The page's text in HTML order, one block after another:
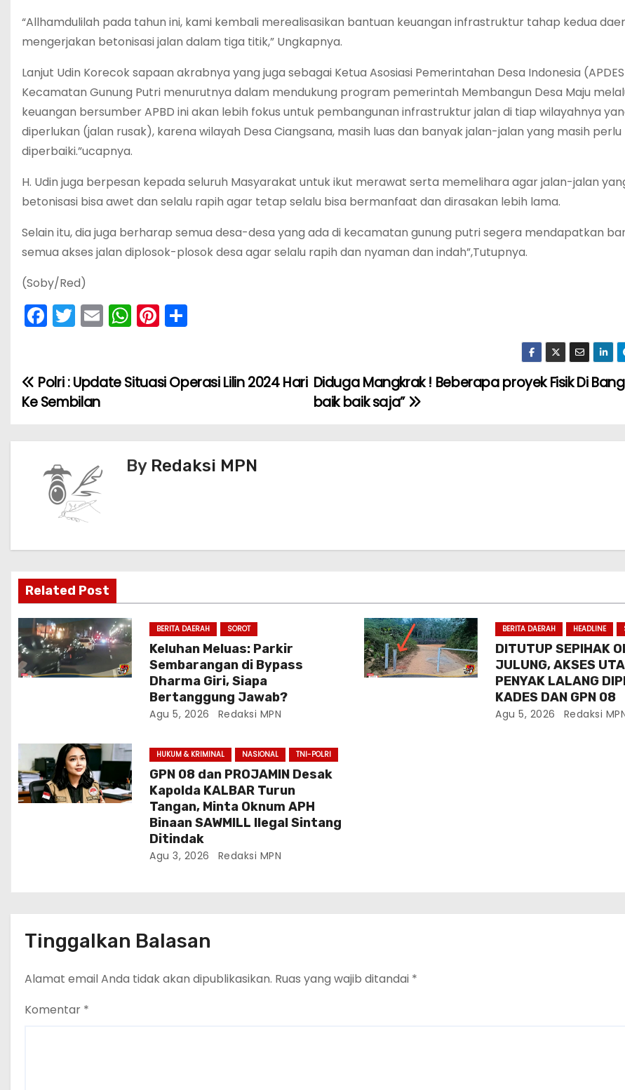
“Allhamdulilah pada tahun ini, kami kembali merealisasikan bantuan keuangan infrastruktur tahap kedua
mengerjakan betonisasi jalan dalam tiga titik,” Ungkapnya.
Lanjut Udin Korecok sapaan akrabnya yang juga sebagai Ketua Asosiasi Pemerintahan Desa Indonesia
Kecamatan Gunung Putri menurutnya dalam mendukung program pemerintah Membangun Desa Maju
keuangan bersumber APBD ini akan lebih fokus untuk pembangunan infrastruktur jalan di tiap wilayahnya
diperlukan (jalan rusak), karena wilayah Desa Ciangsana, masih luas dan banyak jalan-jalan yang masih perlu
diperbaiki.”ucapnya.
H. Udin juga berpesan kepada seluruh Masyarakat untuk ikut merawat serta memelihara agar jalan-jalan
betonisasi bisa awet dan selalu rapih agar tetap selalu bisa bermanfaat dan dirasakan lebih lama.
Selain itu, dia juga berharap semua desa-desa yang ada di kecamatan gunung putri segera mendapatkan
semua akses jalan diplosok-plosok desa agar selalu rapih dan nyaman dan indah”,Tutupnya.
(Soby/Red)
F
a
e
b
o
k
T
w
er
E
m
l
W
h
ts
p
Pi
nt
e e
N
v
i
p
o
s
Diduga Mangkrak ! Beberapa proyek Fisik Di
baik baik saja”
Polri : Update Situasi Operasi Lilin 2024 Hari
Ke Sembilan
By Redaksi MPN
Related Post
BERITA DAERAH SOROT
Keluhan Meluas: Parkir
Sembarangan di Bypass
Dharma Giri, Siapa
Bertanggung Jawab?
Agu 5, 2026 Redaksi MPN
BERITA DAERAH HEADLINE
DITUTUP SEPIHAK
JULUNG, AKSES
PENYAK LALANG
KADES DAN GPN 08
Agu 5, 2026 Redaksi
HUKUM & KRIMINAL NASIONAL TNI-POLRI
GPN 08 dan PROJAMIN Desak
Kapolda KALBAR Turun
Tangan, Minta Oknum APH
Binaan SAWMILL Ilegal Sintang
Ditindak
Agu 3, 2026 Redaksi MPN
Tinggalkan Balasan
Alamat email Anda tidak akan dipublikasikan. Ruas yang wajib ditandai *
Komentar *